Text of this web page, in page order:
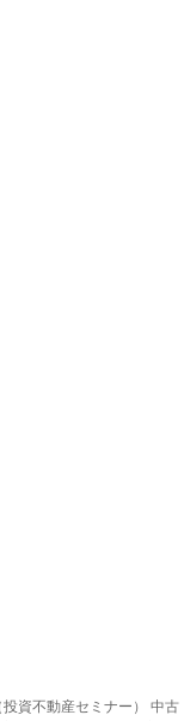
資不動産セミナー）
中古